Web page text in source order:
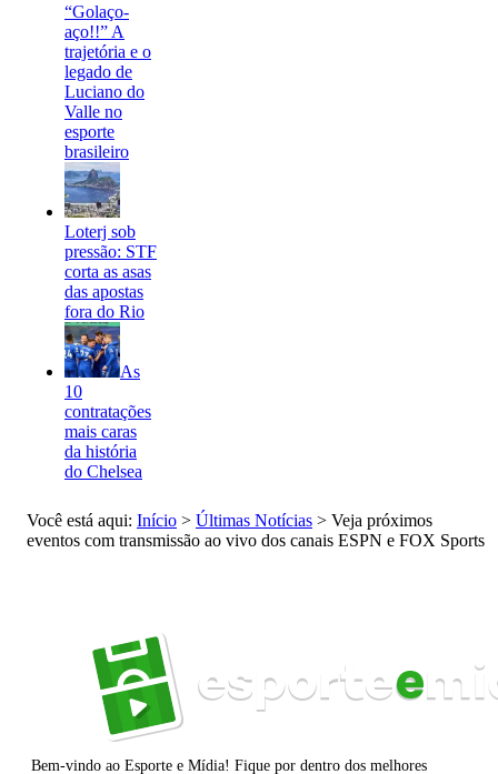
“Golaço-
aço!!” A
trajetória e o
legado de
Luciano do
Valle no
esporte
brasileiro
Loterj sob
pressão: STF
corta as asas
das apostas
fora do Rio
As
10
contratações
mais caras
da história
do Chelsea
Você está aqui: Início > Últimas Notícias > Veja próximos
eventos com transmissão ao vivo dos canais ESPN e FOX Sports
Bem-vindo ao Esporte e Mídia! Fique por dentro dos melhores